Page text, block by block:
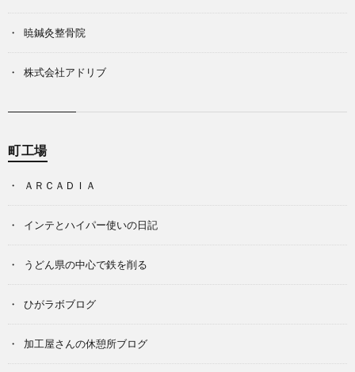
暁鍼灸整骨院
株式会社アドリブ
町工場
ＡＲＣＡＤＩＡ
インテとハイパー使いの日記
うどん県の中心で鉄を削る
ひがラボブログ
加工屋さんの休憩所ブログ